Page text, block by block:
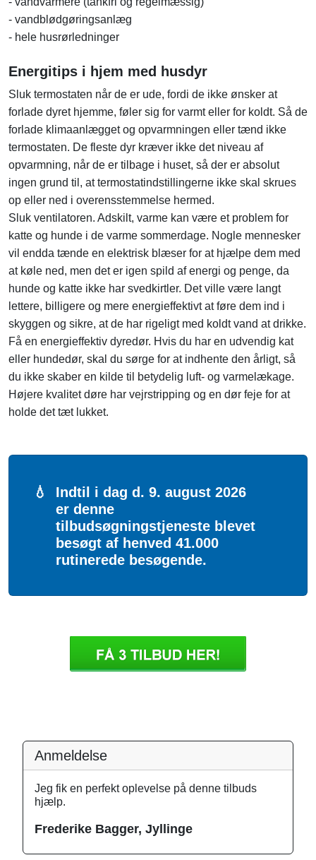
- vandblødgøringsanlæg
- hele husrørledninger
Energitips i hjem med husdyr
Sluk termostaten når de er ude, fordi de ikke ønsker at
forlade dyret hjemme, føler sig for varmt eller for koldt. Så de
forlade klimaanlægget og opvarmningen eller tænd ikke
termostaten. De fleste dyr kræver ikke det niveau af
opvarmning, når de er tilbage i huset, så der er absolut
ingen grund til, at termostatindstillingerne ikke skal skrues
op eller ned i overensstemmelse hermed.
Sluk ventilatoren. Adskilt, varme kan være et problem for
katte og hunde i de varme sommerdage. Nogle mennesker
vil endda tænde en elektrisk blæser for at hjælpe dem med
at køle ned, men det er igen spild af energi og penge, da
hunde og katte ikke har svedkirtler. Det ville være langt
lettere, billigere og mere energieffektivt at føre dem ind i
skyggen og sikre, at de har rigeligt med koldt vand at drikke.
Få en energieffektiv dyredør. Hvis du har en udvendig kat
eller hundedør, skal du sørge for at indhente den årligt, så
du ikke skaber en kilde til betydelig luft- og varmelækage.
Højere kvalitet døre har vejrstripping og en dør feje for at
holde det tæt lukket.
💧 Indtil i dag d. 9. august 2026
er denne
tilbudsøgningstjeneste blevet
besøgt af henved 41.000
rutinerede besøgende.
Anmeldelse
Jeg fik en perfekt oplevelse på denne tilbuds
hjælp.
Frederike Bagger, Jyllinge